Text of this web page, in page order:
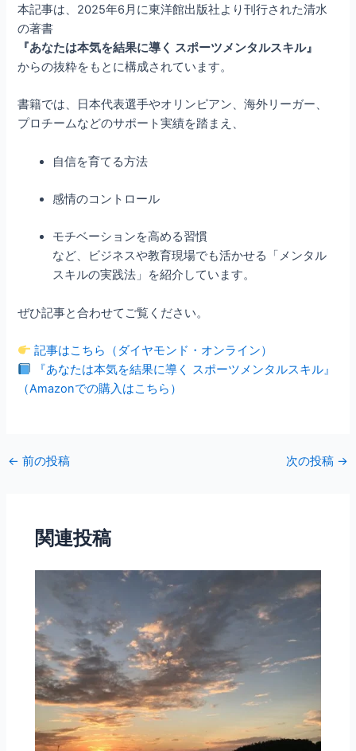
本記事は、2025年6月に東洋館出版社より刊行された清水
の著書
『あなたは本気を結果に導く スポーツメンタルスキル』
からの抜粋をもとに構成されています。
書籍では、日本代表選手やオリンピアン、海外リーガー、
プロチームなどのサポート実績を踏まえ、
自信を育てる方法
感情のコントロール
モチベーションを高める習慣
など、ビジネスや教育現場でも活かせる「メンタル
スキルの実践法」を紹介しています。
ぜひ記事と合わせてご覧ください。
記事はこちら（ダイヤモンド・オンライン）
『あなたは本気を結果に導く スポーツメンタルスキル』
（Amazonでの購入はこちら）
← 前の投稿 次の投稿 →
関連投稿